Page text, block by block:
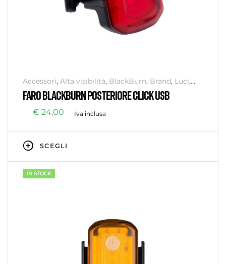
Accessori, Alta visibilità, BlackBurn, Brand, Luci,
Senza categoria,Sicurezza
FARO BLACKBURN POSTERIORE CLICK USB
€ 24,00 Iva inclusa
SCEGLI
IN STOCK